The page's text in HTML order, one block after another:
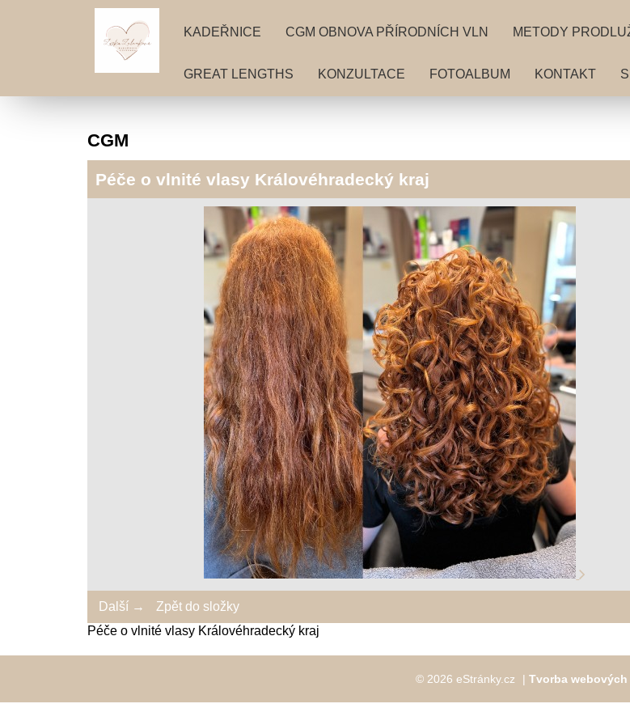
KADEŘNICE CGM OBNOVA PŘÍRODNÍCH VLN METODY
GREAT LENGTHS KONZULTACE FOTOALBUM KONTAKT
CGM
Péče o vlnité vlasy Královéhradecký kraj
Další →
Zpět do složky
Péče o vlnité vlasy Královéhradecký kraj
© 2026 eStránky.cz | Tvorba webových